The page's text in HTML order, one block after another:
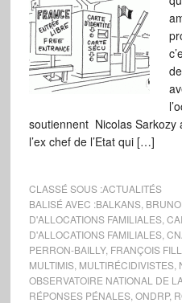
soutiennent Nicolas Sarkozy
l’ex chef de l’Etat qui […]
CLASSÉ SOUS :ACTUALITÉS
BALISÉ AVEC :BALKANS,
D'ALLOCATIONS FAMILIALES,
D'ALLOCATIONS FAMILIALES,
PERRON-BAILLY, FRANÇOIS
MULTIMIS, MULTIRÉCIDIVISTES,
OBSERVATOIRE NATIONAL DE
RÉPONSES PÉNALES, ONDRP,